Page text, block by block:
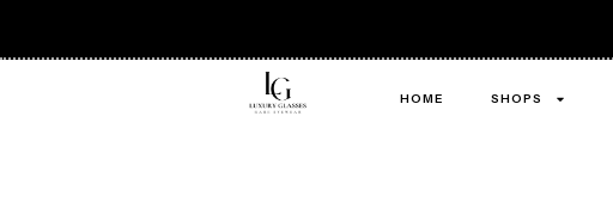
HOME SHOPS